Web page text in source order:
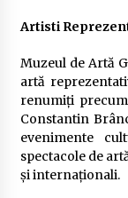
Artisti
Muzeul de Artă
artă
renumiți
Constantin
evenimente
spectacole de
și internaționali.